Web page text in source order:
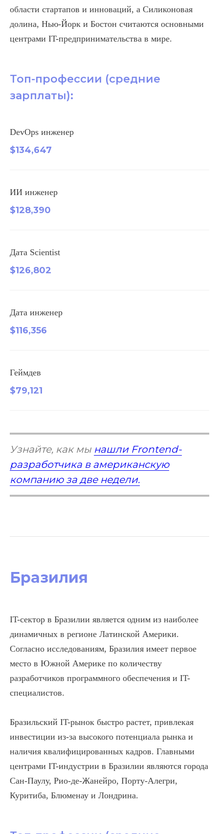
области стартапов и инноваций, а Силиконовая
долина, Нью-Йорк и Бостон считаются основными
центрами IT-предпринимательства в мире.
Топ-профессии (средние
зарплаты):
DevOps инженер
$134,647
ИИ инженер
$128,390
Дата Scientist
$126,802
Дата инженер
$116,356
Геймдев
$79,121
Узнайте, как мы нашли Frontend-
разработчика в американскую
компанию за две недели.
Бразилия
IT-сектор в Бразилии является одним из наиболее
динамичных в регионе Латинской Америки.
Согласно исследованиям, Бразилия имеет первое
место в Южной Америке по количеству
разработчиков программного обеспечения и IT-
специалистов.
Бразильский IT-рынок быстро растет, привлекая
инвестиции из-за высокого потенциала рынка и
наличия квалифицированных кадров. Главными
центрами IT-индустрии в Бразилии являются города
Сан-Паулу, Рио-де-Жанейро, Порту-Алегри,
Куритиба, Блюменау и Лондрина.